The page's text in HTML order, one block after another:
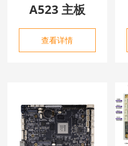
A523 主板
查看详情